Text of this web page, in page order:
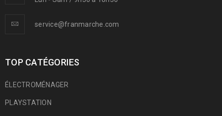
service@franmarche.com
TOP CATÉGORIES
ÉLECTROMÉNAGER
PLAYSTATION